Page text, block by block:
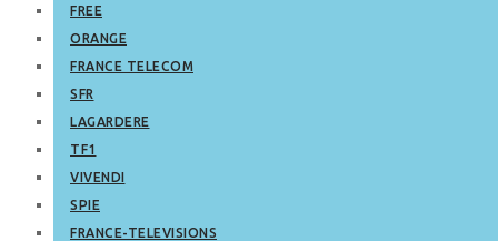
FREE
ORANGE
FRANCE TELECOM
SFR
LAGARDERE
TF1
VIVENDI
SPIE
FRANCE-TELEVISIONS